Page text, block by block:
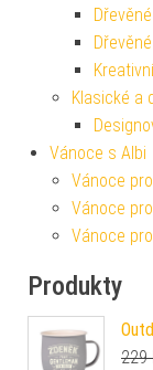
Klasické a
Vánoce s Albi
Vánoce
Vánoce
Vánoce
Produkty
229